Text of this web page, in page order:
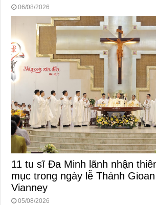
06/08/2026
11 tu sĩ Đa Minh lãnh nhận
mục trong ngày lễ Thánh
Vianney
05/08/2026